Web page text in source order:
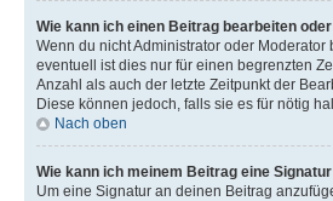
Wie kann ich einen Beitrag bearbeiten
Wenn du nicht Administrator oder
eventuell ist dies nur für einen begrenzten
Anzahl als auch der letzte Zeitpunkt der
Diese können jedoch, falls sie es für nötig
Nach oben
Wie kann ich meinem Beitrag eine
Um eine Signatur an deinen Beitrag